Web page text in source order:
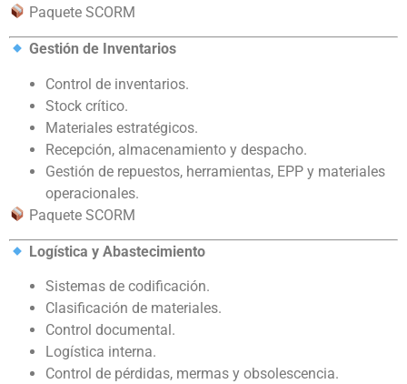
Paquete SCORM
Gestión de Inventarios
Control de inventarios.
Stock crítico.
Materiales estratégicos.
Recepción, almacenamiento y despacho.
Gestión de repuestos, herramientas, EPP y materiales
operacionales.
Paquete SCORM
Logística y Abastecimiento
Sistemas de codificación.
Clasificación de materiales.
Control documental.
Logística interna.
Control de pérdidas, mermas y obsolescencia.